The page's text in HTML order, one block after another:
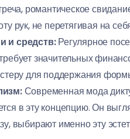
романтическое
рук, не перетягивая на
и средств:Регулярное
значительных
для поддержания
Современная мода
в эту концепцию. Он
выбирают именно эту